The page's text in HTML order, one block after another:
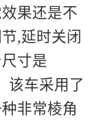
果还是不
,延时关闭
寸是
该车采用了
非常棱角